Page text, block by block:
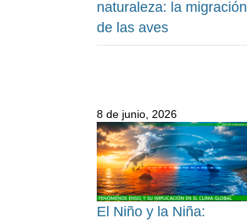
naturaleza: la migración
de las aves
8 de junio, 2026
El Niño y la Niña: